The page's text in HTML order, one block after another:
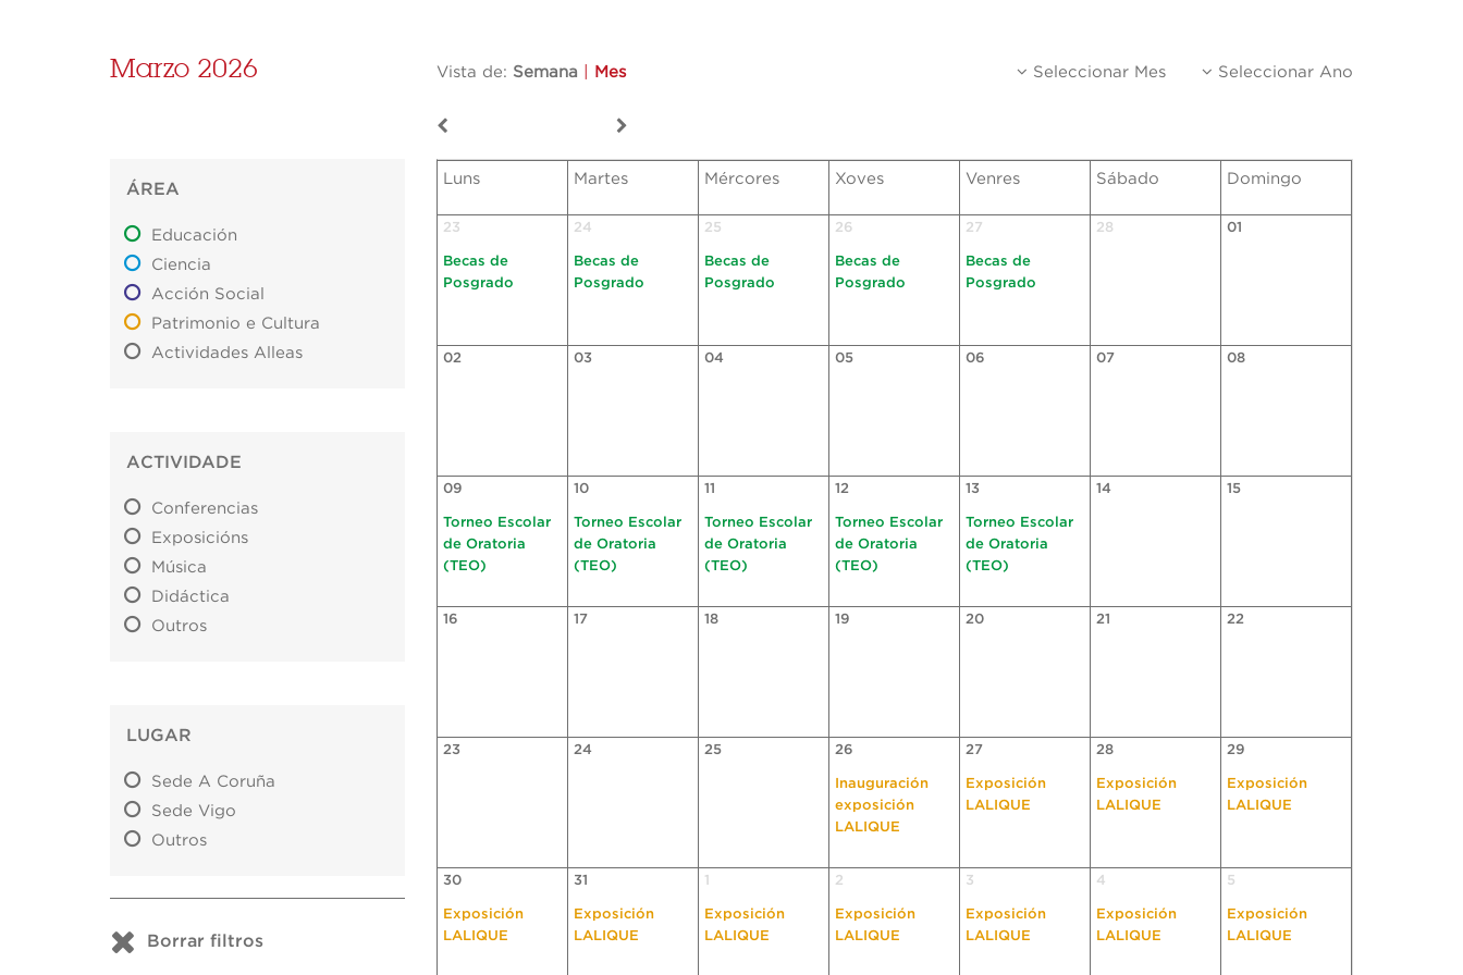
Marzo 2026 Vista de: Semana Mes Seleccionar Mes Seleccionar Ano
ÁREA
Educación
Ciencia
Acción Social
Patrimonio e Cultura
Actividades Alleas
ACTIVIDADE
Conferencias
Exposicións
Música
Didáctica
Outros
LUGAR
Sede A Coruña
Sede Vigo
Outros
Borrar filtros
Luns Martes Mércores Xoves Venres Sábado Domingo
23
Becas de
Posgrado
24
Becas de
Posgrado
25
Becas de
Posgrado
26
Becas de
Posgrado
27
Becas de
Posgrado
28 01
02 03 04 05 06 07 08
09
Torneo Escolar
de Oratoria
(TEO)
10
Torneo Escolar
de Oratoria
(TEO)
11
Torneo Escolar
de Oratoria
(TEO)
12
Torneo Escolar
de Oratoria
(TEO)
13
Torneo Escolar
de Oratoria
(TEO)
14 15
16 17 18 19 20 21 22
23 24 25 26
Inauguración
exposición
LALIQUE
27
Exposición
LALIQUE
28
Exposición
LALIQUE
29
Exposición
LALIQUE
30
Exposición
LALIQUE
31
Exposición
LALIQUE
1
Exposición
LALIQUE
2
Exposición
LALIQUE
3
Exposición
LALIQUE
4
Exposición
LALIQUE
5
Exposición
LALIQUE